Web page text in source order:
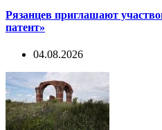
Рязанцев приглашают
патент»
04.08.2026